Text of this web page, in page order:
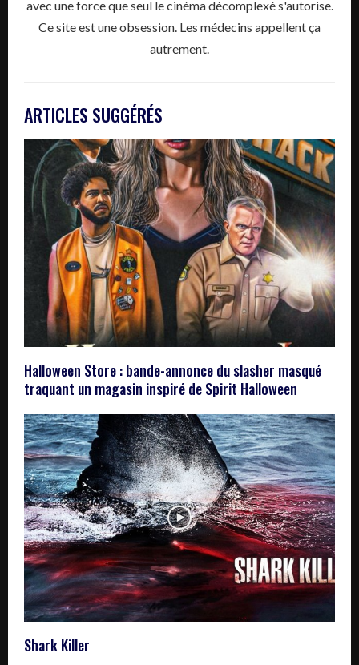
avec une force que seul le cinéma décomplexé s'autorise.
Ce site est une obsession. Les médecins appellent ça
autrement.
ARTICLES SUGGÉRÉS
Halloween Store : bande-annonce du slasher masqué
traquant un magasin inspiré de Spirit Halloween
Shark Killer